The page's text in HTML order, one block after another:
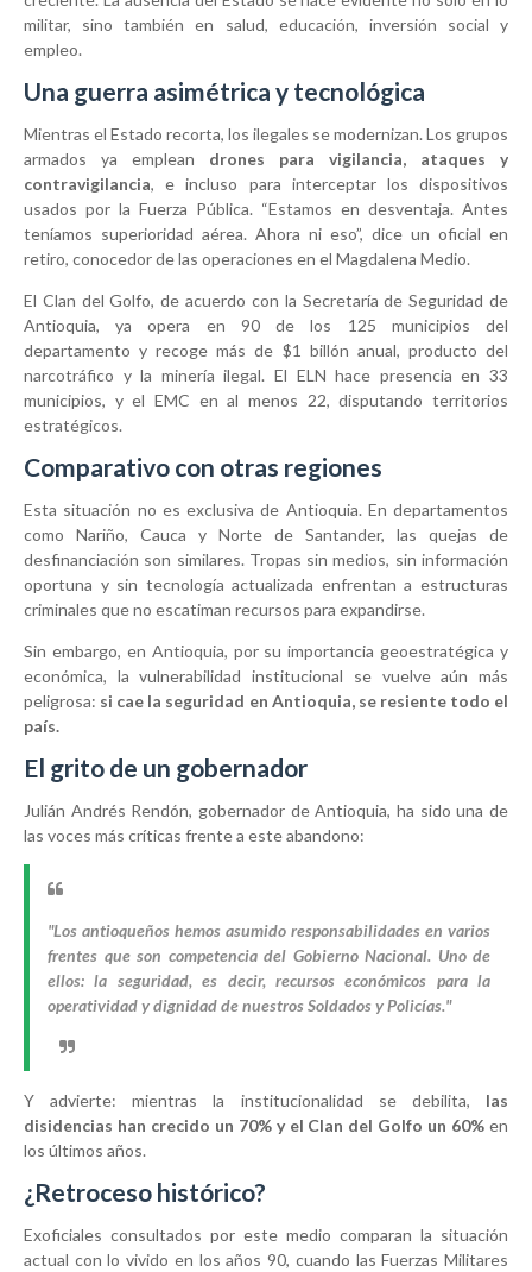
militar, sino también en salud, educación, inversión social y
empleo.
Una guerra asimétrica y tecnológica
Mientras el Estado recorta, los ilegales se modernizan. Los grupos
armados ya emplean drones para vigilancia, ataques y
contravigilancia, e incluso para interceptar los dispositivos
usados por la Fuerza Pública. “Estamos en desventaja. Antes
teníamos superioridad aérea. Ahora ni eso”, dice un oficial en
retiro, conocedor de las operaciones en el Magdalena Medio.
El Clan del Golfo, de acuerdo con la Secretaría de Seguridad de
Antioquia, ya opera en 90 de los 125 municipios del
departamento y recoge más de $1 billón anual, producto del
narcotráfico y la minería ilegal. El ELN hace presencia en 33
municipios, y el EMC en al menos 22, disputando territorios
estratégicos.
Comparativo con otras regiones
Esta situación no es exclusiva de Antioquia. En departamentos
como Nariño, Cauca y Norte de Santander, las quejas de
desfinanciación son similares. Tropas sin medios, sin información
oportuna y sin tecnología actualizada enfrentan a estructuras
criminales que no escatiman recursos para expandirse.
Sin embargo, en Antioquia, por su importancia geoestratégica y
económica, la vulnerabilidad institucional se vuelve aún más
peligrosa: si cae la seguridad en Antioquia, se resiente todo el
país.
El grito de un gobernador
Julián Andrés Rendón, gobernador de Antioquia, ha sido una de
las voces más críticas frente a este abandono:
"Los antioqueños hemos asumido responsabilidades en varios
frentes que son competencia del Gobierno Nacional. Uno de
ellos: la seguridad, es decir, recursos económicos para la
operatividad y dignidad de nuestros Soldados y Policías."
Y advierte: mientras la institucionalidad se debilita, las
disidencias han crecido un 70% y el Clan del Golfo un 60% en
los últimos años.
¿Retroceso histórico?
Exoficiales consultados por este medio comparan la situación
actual con lo vivido en los años 90, cuando las Fuerzas Militares